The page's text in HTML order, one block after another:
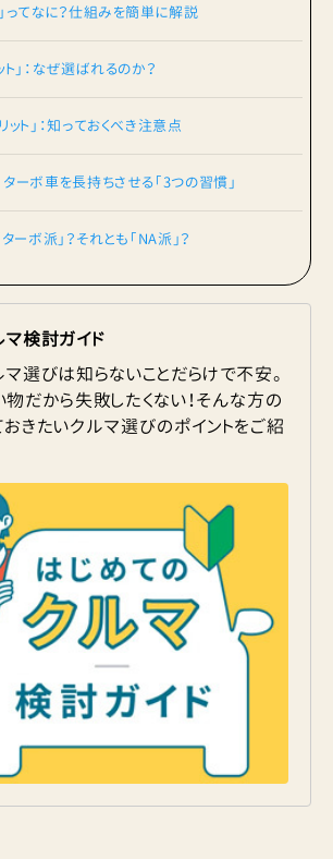
ってなに？仕組みを簡単に解説
」：なぜ選ばれるのか？
ト」：知っておくべき注意点
ーボ車を長持ちさせる「3つの習慣」
ーボ派」？それとも「NA派」？
検討ガイド
選びは知らないことだらけで不安。
だから失敗したくない！そんな方の
きたいクルマ選びのポイントをご紹